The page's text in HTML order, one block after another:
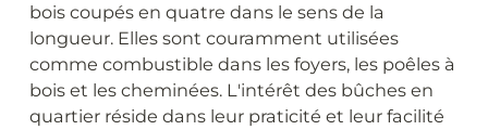
bois coupés en quatre dans le sens de la
longueur. Elles sont couramment utilisées
comme combustible dans les foyers, les poêles à
bois et les cheminées. L'intérêt des bûches en
quartier réside dans leur praticité et leur facilité